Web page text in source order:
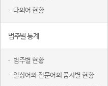
다의어 현황
범주별 통계
범주별 현황
일상어와 전문어의 품사별 현황